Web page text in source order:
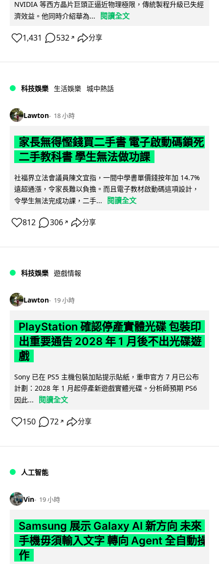
NVIDIA 等西方晶片巨頭正逼近物理極限，傳統製程升級已失經
濟效益。他同時介紹華為...
閱讀全文
1,431 532 ↗ 分享
科技娛樂 生活娛樂 城中熱話
Lawton 18 小時
家長無得慳錢買二手書 電子啟動碼鎖死
二手教科書 學生無法做功課
社福界立法會議員陳文宜指，一間中學書單價錢按年加 14.7%
遠超通漲，令家長難以負擔。而且電子教材啟動碼這項設計，
令學生無法完成功課，二手...
閱讀全文
812 306 ↗ 分享
科技娛樂 遊戲情報
Lawton 19 小時
PlayStation 確認停產實體光碟 包裝印
出重要通告 2028 年 1 月後不出光碟遊
戲
Sony 已在 PS5 主機包裝加貼提示貼紙，重申官方 7 月已公布
計劃：2028 年 1 月起停產新遊戲實體光碟。分析師預期 PS6
因此...
閱讀全文
150 72 ↗ 分享
人工智能
Vin 19 小時
Samsung 展示 Galaxy AI 新方向 未來
手機毋須輸入文字 轉向 Agent 全自動操
作